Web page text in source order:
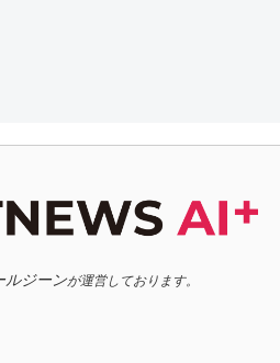
ルジーンが運営しております。